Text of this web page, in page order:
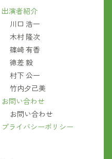
出演者紹介
川口 浩一
木村 隆次
篠崎 有香
徳差 毅
村下 公一
竹内夕己美
お問い合わせ
お問い合わせ
プライバシーポリシー